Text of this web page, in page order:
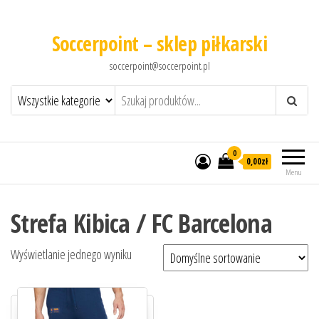
Soccerpoint – sklep piłkarski
soccerpoint@soccerpoint.pl
Menu
0
0,00zł
Strefa Kibica / FC Barcelona
Wyświetlanie jednego wyniku